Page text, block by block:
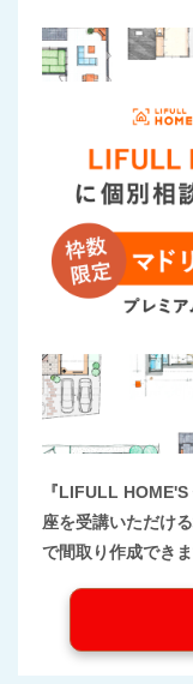
『LIFULL
座を受講いただけ
で間取り作成できま